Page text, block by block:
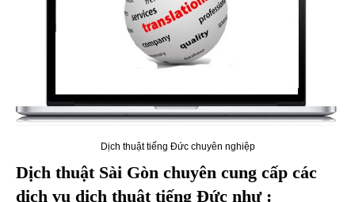
Dịch thuật tiếng Đức chuyên nghiệp
Dịch thuật Sài Gòn chuyên cung cấp các
dịch vụ dịch thuật tiếng Đức như :